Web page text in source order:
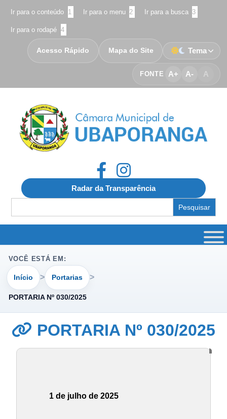
Ir para o conteúdo 1 Ir para o menu 2 Ir para a busca 3
Ir para o rodapé 4
FONTE A+ A- A
Acesso Rápido Mapa do Site Tema
Radar da Transparência
for:
VOCÊ ESTÁ EM:
Início Portarias
PORTARIA Nº 030/2025
PORTARIA Nº 030/2025
1 de julho de 2025